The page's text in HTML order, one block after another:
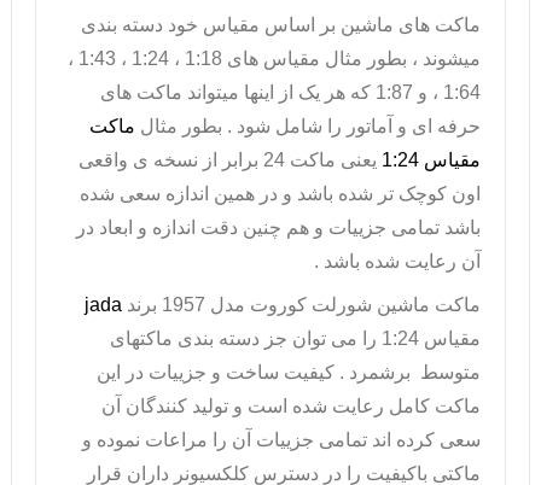
ماکت های ماشین بر اساس مقیاس خود دسته بندی
میشوند ، بطور مثال مقیاس های 1:18 ، 1:24 ، 1:43 ،
1:64 ، و 1:87 که هر یک از اینها میتواند ماکت های
حرفه ای و آماتور را شامل شود . بطور مثال ماکت
مقیاس 1:24
یعنی ماکت 24 برابر از نسخه ی واقعی
اون کوچک تر شده باشد و در همین اندازه سعی شده
باشد تمامی جزییات و هم چنین دقت اندازه و ابعاد در
آن رعایت شده باشد .
ماکت ماشین شورلت کوروت مدل 1957 برند
jada
مقیاس 1:24 را می توان جز دسته بندی ماکتهای
متوسط برشمرد . کیفیت ساخت و جزییات در این
ماکت کامل رعایت شده است و تولید کنندگان آن
سعی کرده اند تمامی جزییات آن را مراعات نموده و
ماکتی باکیفیت را در دسترس کلکسیونر داران قرار